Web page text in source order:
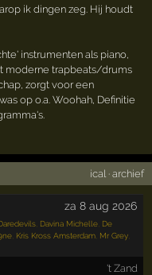
ik dingen zeg. Hij houdt
instrumenten als piano,
moderne trapbeats/drums
zorgt voor een
op o.a. Woohah, Definitie
ical· archief
za 8 aug 2026
Davina Michelle De
Kris Kross Amsterdam Mr Grey
't Zand